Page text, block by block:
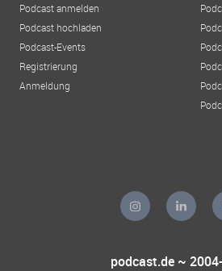
Podcast anmelden
Podcast hochladen
Podcast-Events
Registrierung
Anmeldung
podcast.de ~